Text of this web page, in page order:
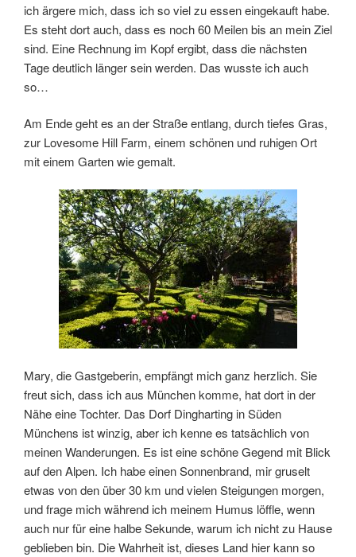
ich ärgere mich, dass ich so viel zu essen eingekauft habe.
Es steht dort auch, dass es noch 60 Meilen bis an mein Ziel
sind. Eine Rechnung im Kopf ergibt, dass die nächsten
Tage deutlich länger sein werden. Das wusste ich auch
so…
Am Ende geht es an der Straße entlang, durch tiefes Gras,
zur Lovesome Hill Farm, einem schönen und ruhigen Ort
mit einem Garten wie gemalt.
Mary, die Gastgeberin, empfängt mich ganz herzlich. Sie
freut sich, dass ich aus München komme, hat dort in der
Nähe eine Tochter. Das Dorf Dingharting in Süden
Münchens ist winzig, aber ich kenne es tatsächlich von
meinen Wanderungen. Es ist eine schöne Gegend mit Blick
auf den Alpen. Ich habe einen Sonnenbrand, mir gruselt
etwas von den über 30 km und vielen Steigungen morgen,
und frage mich während ich meinem Humus löffle, wenn
auch nur für eine halbe Sekunde, warum ich nicht zu Hause
geblieben bin. Die Wahrheit ist, dieses Land hier kann so